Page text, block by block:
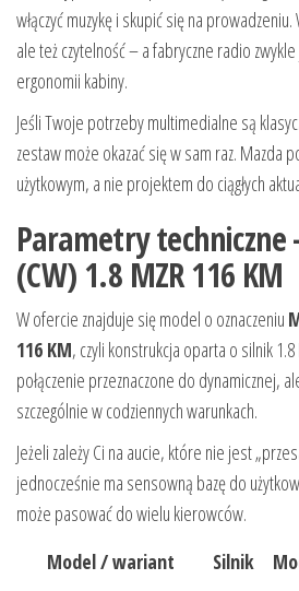
włączyć muzykę i skupić się na
ale też czytelność – a fabryczne radio
ergonomii kabiny.
Jeśli Twoje potrzeby multimedialne są
zestaw może okazać się w sam raz. Mazda
użytkowym, a nie projektem do ciągłych
Parametry techniczne
(CW) 1.8 MZR 116 KM
W ofercie znajduje się model o oznaczeniu
116 KM, czyli konstrukcja oparta o silnik
połączenie przeznaczone do dynamicznej,
szczególnie w codziennych warunkach.
Jeżeli zależy Ci na aucie, które nie jest
jednocześnie ma sensowną bazę do
może pasować do wielu kierowców.
Model / wariant
Silnik